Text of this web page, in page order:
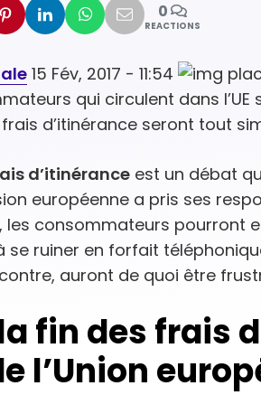
PinterestLinkedinWhatsapp
Mail0
REACTIONS
15 Fév, 2017 - 11:54
qui circulent dans
d’itinérance seront tout
d’itinérance est un débat
européenne a pris ses
les consommateurs pourront
se ruiner en forfait
auront de quoi être
fin des frais
l’Union